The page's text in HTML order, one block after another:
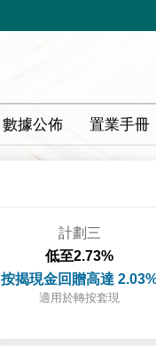
數據公佈 置業手冊
計劃三
低至2.73%
按揭現金回贈高達
適用於轉按套現